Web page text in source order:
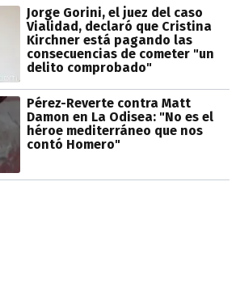
Jorge Gorini, el juez del caso
Vialidad, declaró que Cristina
Kirchner está pagando las
consecuencias de cometer "un
delito comprobado"
Pérez-Reverte contra Matt
Damon en La Odisea: "No es el
héroe mediterráneo que nos
contó Homero"